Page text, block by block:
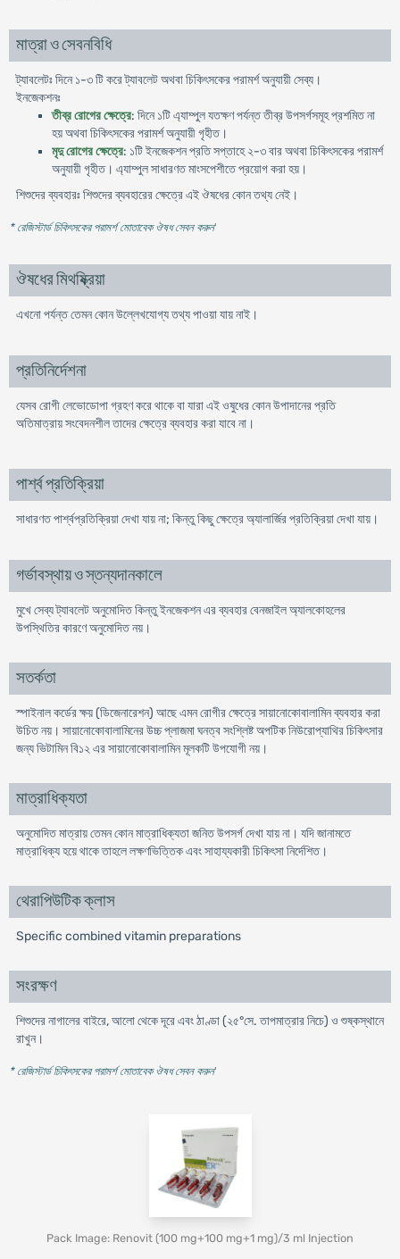
মাত্রা ও সেবনবিধি
ট্যাবলেটঃ দিনে ১-৩ টি করে ট্যাবলেট অথবা চিকিৎসকের পরামর্শ অনুযায়ী সেব্য।
ইনজেকশনঃ
তীব্র রোগের ক্ষেত্রে: দিনে ১টি এ্যাম্পুল যতক্ষণ পর্যন্ত তীব্র উপসর্গসমূহ প্রশমিত না
হয় অথবা চিকিৎসকের পরামর্শ অনুযায়ী গৃহীত।
মৃদু রোগের ক্ষেত্রে: ১টি ইনজেকশন প্রতি সপ্তাহে ২-৩ বার অথবা চিকিৎসকের পরামর্শ
অনুযায়ী গৃহীত। এ্যাম্পুল সাধারণত মাংসপেশীতে প্রয়োগ করা হয়।
শিশুদের ব্যবহারঃ শিশুদের ব্যবহারের ক্ষেত্রে এই ঔষধের কোন তথ্য নেই।
* রেজিস্টার্ড চিকিৎসকের পরামর্শ মোতাবেক ঔষধ সেবন করুন'
ঔষধের মিথষ্ক্রিয়া
এখনো পর্যন্ত তেমন কোন উল্লেখযোগ্য তথ্য পাওয়া যায় নাই।
প্রতিনির্দেশনা
যেসব রোগী লেভোডোপা গ্রহণ করে থাকে বা যারা এই ওষুধের কোন উপাদানের প্রতি
অতিমাত্রায় সংবেদনশীল তাদের ক্ষেত্রে ব্যবহার করা যাবে না।
পার্শ্ব প্রতিক্রিয়া
সাধারণত পার্শ্বপ্রতিক্রিয়া দেখা যায় না; কিন্তু কিছু ক্ষেত্রে অ্যালার্জির প্রতিক্রিয়া দেখা যায়।
গর্ভাবস্থায় ও স্তন্যদানকালে
মুখে সেব্য ট্যাবলেট অনুমোদিত কিন্তু ইনজেকশন এর ব্যবহার বেনজাইল অ্যালকোহলের
উপস্থিতির কারণে অনুমোদিত নয়।
সতর্কতা
স্পাইনাল কর্ডের ক্ষয় (ডিজেনারেশন) আছে এমন রোগীর ক্ষেত্রে সায়ানোকোবালামিন ব্যবহার করা
উচিত নয়। সায়ানোকোবালামিনের উচ্চ প্লাজমা ঘনত্ব সংশ্লিষ্ট অপটিক নিউরোপ্যাথির চিকিৎসার
জন্য ভিটামিন বি১২ এর সায়ানোকোবালামিন মূলকটি উপযোগী নয়।
মাত্রাধিক্যতা
অনুমোদিত মাত্রায় তেমন কোন মাত্রাধিক্যতা জনিত উপসর্গ দেখা যায় না। যদি জানামতে
মাত্রাধিক্য হয়ে থাকে তাহলে লক্ষণভিত্তিক এবং সাহায্যকারী চিকিৎসা নির্দেশিত।
থেরাপিউটিক ক্লাস
Specific combined vitamin preparations
সংরক্ষণ
শিশুদের নাগালের বাইরে, আলো থেকে দূরে এবং ঠাণ্ডা (২৫°সে. তাপমাত্রার নিচে) ও শুষ্কস্থানে
রাখুন।
* রেজিস্টার্ড চিকিৎসকের পরামর্শ মোতাবেক ঔষধ সেবন করুন'
Pack Image: Renovit (100 mg+100 mg+1 mg)/3 ml Injection